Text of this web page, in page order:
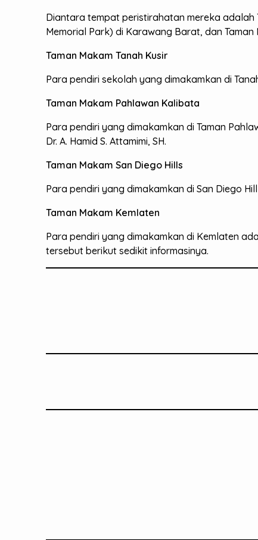
Diantara tempat peristirahatan mereka adalah
Memorial Park) di Karawang Barat, dan Taman
Taman Makam Tanah Kusir
Para pendiri sekolah yang dimakamkan di
Taman Makam Pahlawan Kalibata
Para pendiri yang dimakamkan di Taman
Dr. A. Hamid S. Attamimi, SH.
Taman Makam San Diego Hills
Para pendiri yang dimakamkan di San Diego
Taman Makam Kemlaten
Para pendiri yang dimakamkan di Kemlaten
tersebut berikut sedikit informasinya.